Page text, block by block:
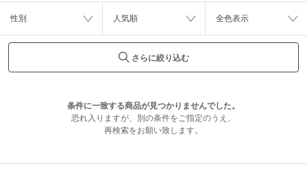
性別 人気順 全色表示
さらに絞り込む
条件に一致する商品が見つかりませんでした。
恐れ入りますが、別の条件をご指定のうえ、
再検索をお願い致します。